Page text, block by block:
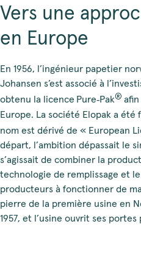
Vers une
en Europe
En 1956, l’ingénieur papetier
Johansen s’est associé à
obtenu la licence Pure‑Pak®
Europe. La société Elopak a été
nom est dérivé de « European
départ, l’ambition dépassait le
s’agissait de combiner la
technologie de remplissage et
producteurs à fonctionner de
pierre de la première usine en
1957, et l’usine ouvrit ses portes